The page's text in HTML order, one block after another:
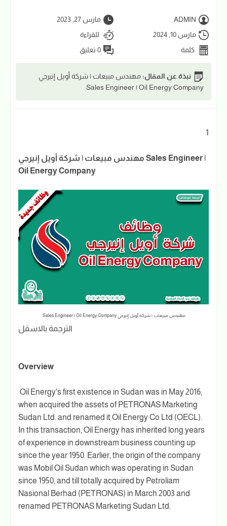
ADMIN
مارس 27, 2023
مارس 10, 2024
للقراءة
كلمة
0 تعليق
نبذة عن المقال: مهندس مبيعات | شركة أويل إنيرجي
Sales Engineer | Oil Energy Company
1
مهندس مبيعات | شركة أويل إنيرجي Sales Engineer |
Oil Energy Company
مهندس مبيعات | شركة أويل إنيرجي Sales Engineer | Oil Energy Company
Overview
Oil Energy's first existence in Sudan was in May 2016,
when acquired the assets of PETRONAS Marketing
Sudan Ltd. and renamed it Oil Energy Co Ltd (OECL).
In this transaction, Oil Energy has inherited long years
of experience in downstream business counting up
since the year 1950. Earlier, the origin of the company
was Mobil Oil Sudan which was operating in Sudan
since 1950, and till totally acquired by Petroliam
Nasional Berhad (PETRONAS) in March 2003 and
renamed PETRONAS Marketing Sudan Ltd.